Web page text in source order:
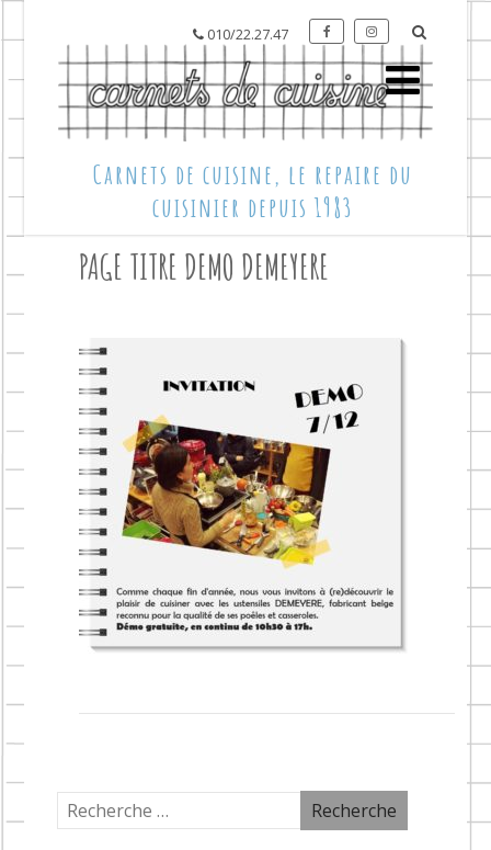
010/22.27.47
Carnets de cuisine, le repaire du
cuisinier depuis 1983
PAGE TITRE DEMO DEMEYERE